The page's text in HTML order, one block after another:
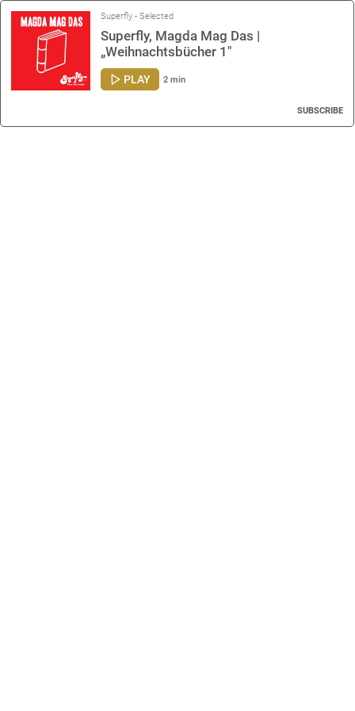
Superfly - Selected
Superfly, Magda Mag Das |
„Weihnachtsbücher 1"
PLAY 2 min
SUBSCRIBE